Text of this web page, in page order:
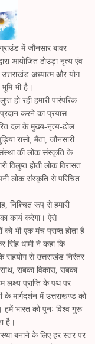
में जौनसार बावर
आयोजित ठोउड़ा नृत्य एंव
अध्यात्म और योग
भी है।
हो रही हमारी पारंपरिक
करने का प्रयास
दल के मुख्य-नृत्य-ढोल
रासो, मैंता, जौनसारी
की लोक संस्कृति के
विलुप्त होती लोक विरासत
लोक संस्कृति से परिचित
निश्चित रूप् से हमारी
कार्य करेगा। ऐसे
भी एक मंच प्राप्त होता है
सिंह धामी ने कहा कि
सहयोग से उत्तराखंड निरंतर
सबका विकास, सबका
प्राप्ति के पथ पर
मार्गदर्शन में उत्तराखण्ड को
हमें भारत को पुनः विश्व गुरू
है।
बनाने के लिए हर स्तर पर